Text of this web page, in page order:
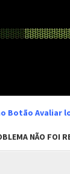
Botão Avaliar
NÃO FOI